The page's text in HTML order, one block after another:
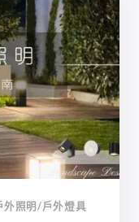
外照明/戶外燈具